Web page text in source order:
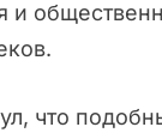
и
что